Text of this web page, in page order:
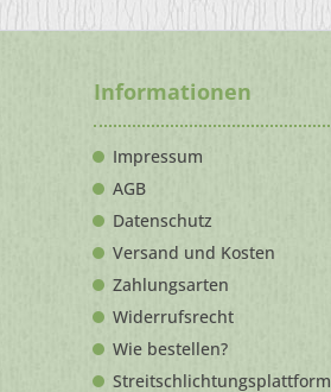
Informationen
Impressum
AGB
Datenschutz
Versand und Kosten
Zahlungsarten
Widerrufsrecht
Wie bestellen?
Streitschlichtungsplattform